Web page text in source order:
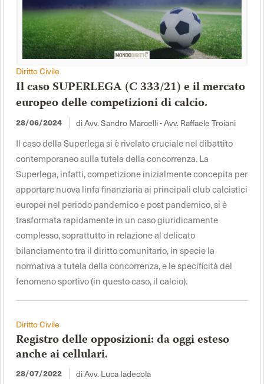
Diritto Civile
Il caso SUPERLEGA (C 333/21) e il mercato
europeo delle competizioni di calcio.
28/06/2024 di Avv. Sandro Marcelli - Avv. Raffaele Troiani
Il caso della Superlega si è rivelato cruciale nel dibattito
contemporaneo sulla tutela della concorrenza. La
Superlega, infatti, competizione inizialmente concepita per
apportare nuova linfa finanziaria ai principali club calcistici
europei nel periodo pandemico e post pandemico, si è
trasformata rapidamente in un caso giuridicamente
complesso, soprattutto in relazione al delicato
bilanciamento tra il diritto comunitario, in specie la
normativa a tutela della concorrenza, e le specificità del
fenomeno sportivo (in questo caso, il calcio).
Diritto Civile
Registro delle opposizioni: da oggi esteso
anche ai cellulari.
28/07/2022 di Avv. Luca Iadecola